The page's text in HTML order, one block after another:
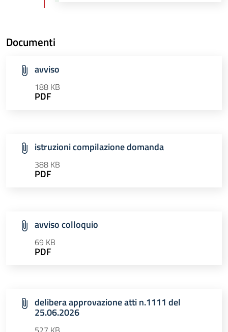
Documenti
avviso
188 KB
PDF
istruzioni compilazione domanda
388 KB
PDF
avviso colloquio
69 KB
PDF
delibera approvazione atti n.1111 del
25.06.2026